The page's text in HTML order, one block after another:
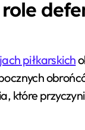
piłkarskich
które